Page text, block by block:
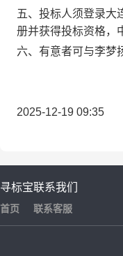
五、投标人须登录大
册并获得投标资格，
六、有意者可与李梦
2025-12-19 09:35
寻标宝
首页
联系我们
联系客服